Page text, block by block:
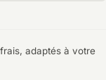
adaptés à votre